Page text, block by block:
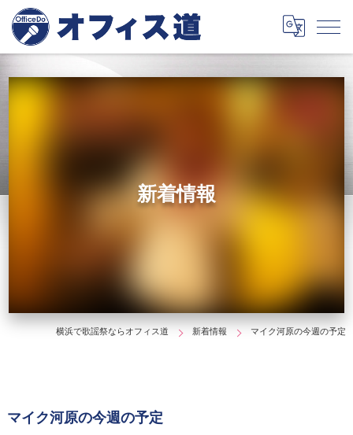
新着情報
横浜で歌謡祭ならオフィス道 新着情報 マイク河原の今週の予定
マイク河原の今週の予定